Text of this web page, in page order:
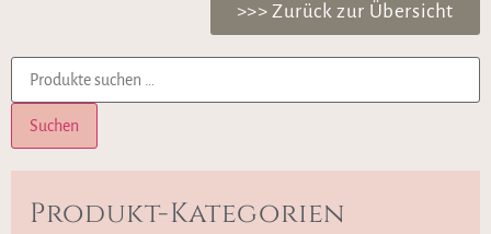
>>> Zurück zur Übersicht
Suchen
Produkt-Kategorien